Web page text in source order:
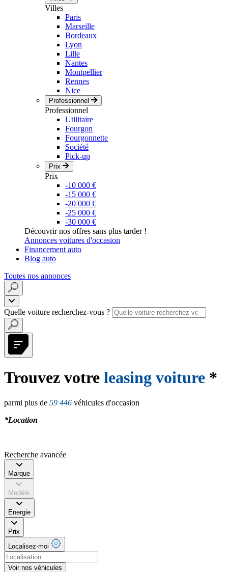
Villes
Paris
Marseille
Bordeaux
Lyon
Lille
Nantes
Montpellier
Rennes
Nice
Professionnel
Professionnel
Utilitaire
Fourgon
Fourgonnette
Société
Pick-up
Prix
Prix
-10 000 €
-15 000 €
-20 000 €
-25 000 €
-30 000 €
Découvrir nos offres sans plus tarder !
Annonces voitures d'occasion
Financement auto
Blog auto
Toutes nos annonces
Quelle voiture recherchez-vous ?
Trouvez votre leasing voiture *
parmi plus de 59 446 véhicules d'occasion
*Location
Recherche avancée
Marque
Modèle
Energie
Prix
Localisez-moi
Voir nos véhicules